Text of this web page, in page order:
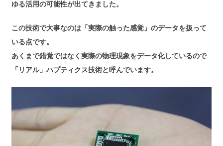
ゆる活用の可能性が出てきました。
この技術で大事なのは「実際の触った感覚」のデータを扱って
いる点です。
あくまで錯覚ではなく実際の物理現象をデータ化しているので
「リアル」ハプティクス技術と呼んでいます。